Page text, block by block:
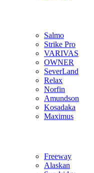
Salmo
Strike Pro
VARIVAS
OWNER
SeverLand
Relax
Norfin
Amundson
Kosadaka
Maximus
Freeway
Alaskan